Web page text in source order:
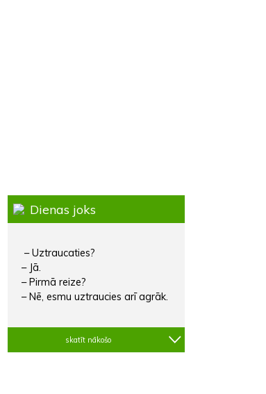
Dienas joks
– Uztraucaties?
– Jā.
– Pirmā reize?
– Nē, esmu uztraucies arī agrāk.
skatīt nākošo